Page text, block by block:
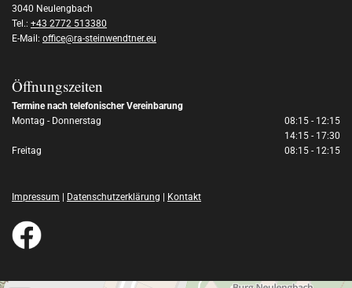
3040 Neulengbach
Tel.: +43 2772 513380
E-Mail: office@ra-steinwendtner.eu
Öffnungszeiten
Termine nach telefonischer Vereinbarung
Montag - Donnerstag
08:15 - 12:15
14:15 - 17:30
Freitag
08:15 - 12:15
Impressum | Datenschutzerklärung | Kontakt